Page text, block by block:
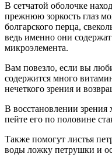
В сетчатой оболочке
прежнюю зоркость глаз
болгарского перца,
ведь именно они
микроэлемента.
Вам повезло, если вы
содержится много
нечеткого зрения и
В восстановлении зрения
пейте его по половине
Также помогут листья
воды ложку петрушки и